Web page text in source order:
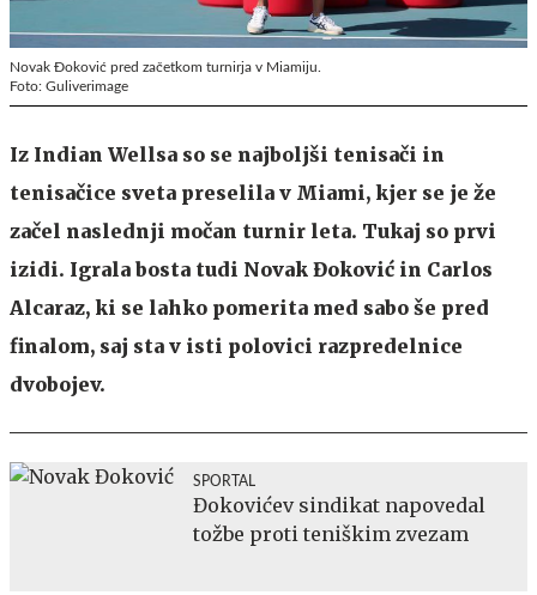
Novak Đoković pred začetkom turnirja v Miamiju.
Foto: Guliverimage
Iz Indian Wellsa so se najboljši tenisači in
tenisačice sveta preselila v Miami, kjer se je že
začel naslednji močan turnir leta. Tukaj so prvi
izidi. Igrala bosta tudi Novak Đoković in Carlos
Alcaraz, ki se lahko pomerita med sabo še pred
finalom, saj sta v isti polovici razpredelnice
dvobojev.
SPORTAL
Đokovićev sindikat napovedal
tožbe proti teniškim zvezam